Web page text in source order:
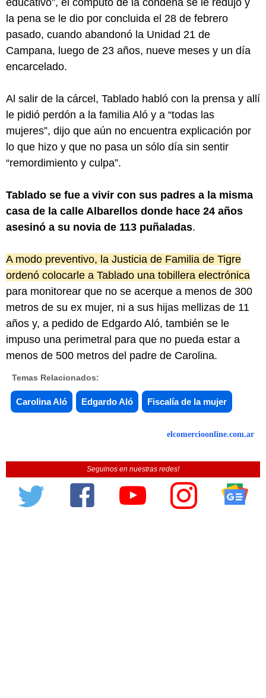
la pena se le dio por concluida el 28 de febrero
pasado, cuando abandonó la Unidad 21 de
Campana, luego de 23 años, nueve meses y un día
encarcelado.
Al salir de la cárcel, Tablado habló con la prensa y allí
le pidió perdón a la familia Aló y a “todas las
mujeres”, dijo que aún no encuentra explicación por
lo que hizo y que no pasa un sólo día sin sentir
“remordimiento y culpa”.
Tablado se fue a vivir con sus padres a la misma
casa de la calle Albarellos donde hace 24 años
asesinó a su novia de 113 puñaladas.
A modo preventivo, la Justicia de Familia de Tigre
ordenó colocarle a Tablado una tobillera electrónica
para monitorear que no se acerque a menos de 300
metros de su ex mujer, ni a sus hijas mellizas de 11
años y, a pedido de Edgardo Aló, también se le
impuso una perimetral para que no pueda estar a
menos de 500 metros del padre de Carolina.
Temas Relacionados:
Carolina Aló Edgardo Aló Fiscalía de la mujer
elcomercioonline.com.ar
Seguinos en nuestras redes!